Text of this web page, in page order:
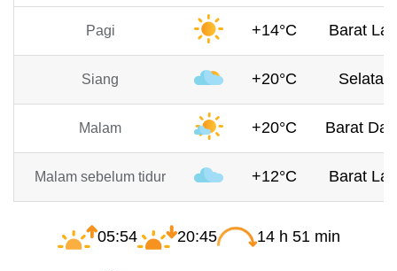
Pagi +14°C Barat
Siang +20°C
Malam +20°C Barat
Malam sebelum tidur +12°C Barat
05:54 20:45 14 h 51 min